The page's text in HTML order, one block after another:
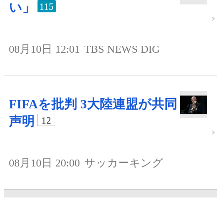
い」
115
08月10日 12:01 TBS NEWS DIG
FIFAを批判 3大陸連盟が共同
声明
12
08月10日 20:00 サッカーキング